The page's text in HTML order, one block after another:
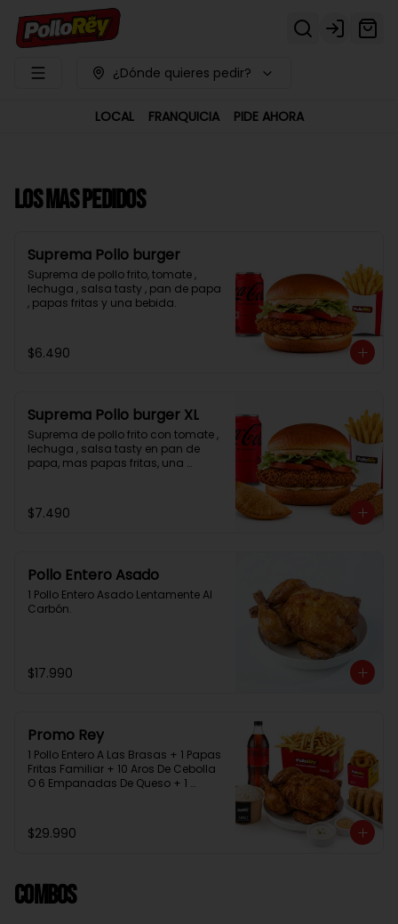
Login
¿Dónde quieres pedir?
LOCAL FRANQUICIA PIDE AHORA
LOS MAS PEDIDOS
Suprema Pollo burger
Suprema de pollo frito, tomate ,
lechuga , salsa tasty , pan de papa
, papas fritas y una bebida.
$6.490
Suprema Pollo burger XL
Suprema de pollo frito con tomate ,
lechuga , salsa tasty en pan de
papa, mas papas fritas, una
$7.490
Pollo Entero Asado
1 Pollo Entero Asado Lentamente Al
Carbón.
$17.990
Promo Rey
1 Pollo Entero A Las Brasas + 1 Papas
Fritas Familiar + 10 Aros De Cebolla
O 6 Empanadas De Queso + 1
$29.990
Combos